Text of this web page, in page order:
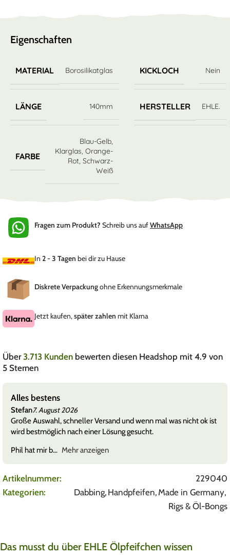
Eigenschaften
MATERIAL Borosilikatglas KICKLOCH Nein
LÄNGE 140mm HERSTELLER EHLE.
FARBE
Blau-Gelb,
Klarglas,Orange-
Rot,Schwarz-
Weiß
Fragen zum Produkt? Schreib uns aufWhatsApp
In 2 - 3 Tagen bei dir zu Hause
Diskrete Verpackungohne Erkennungsmerkmale
Jetzt kaufen,später zahlen mit Klarna
Über3.713 Kunden bewerten diesen Headshop mit 4.9 von
5 Sternen
Service. Ihr seid super.
Mav7. August 2026
Alles easy 🙂
Artikelnummer:
229040
Kategorien:
Dabbing, Handpfeifen, Made in Germany,
Rigs & Öl-Bongs
Das musst du über EHLE Ölpfeifchen wissen